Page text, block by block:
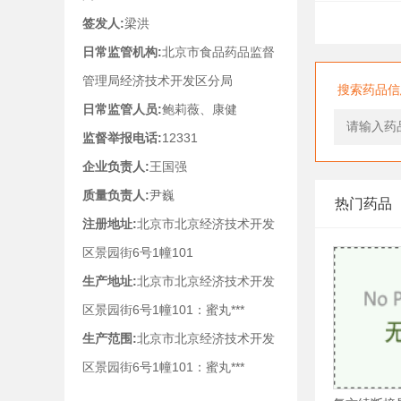
搜索药品
热门药品
签发人:梁洪
日常监管机构:北京市食品药品监督
管理局经济技术开发区分局
日常监管人员:鲍莉薇、康健
监督举报电话:12331
企业负责人:王国强
质量负责人:尹巍
注册地址:北京市北京经济技术开发
区景园街6号1幢101
生产地址:北京市北京经济技术开发
区景园街6号1幢101：蜜丸***
生产范围:北京市北京经济技术开发
区景园街6号1幢101：蜜丸***